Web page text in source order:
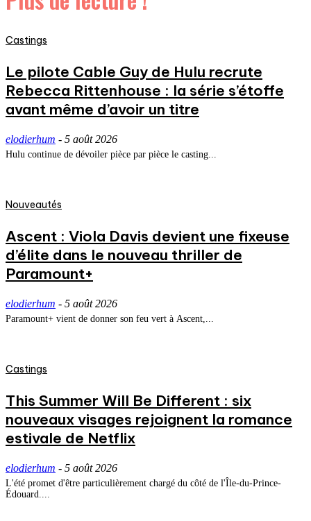
Castings
Le pilote Cable Guy de Hulu recrute
Rebecca Rittenhouse : la série s’étoffe
avant même d’avoir un titre
elodierhum - 5 août 2026
Hulu continue de dévoiler pièce par pièce le casting...
Nouveautés
Ascent : Viola Davis devient une fixeuse
d’élite dans le nouveau thriller de
Paramount+
elodierhum - 5 août 2026
Paramount+ vient de donner son feu vert à Ascent,...
Castings
This Summer Will Be Different : six
nouveaux visages rejoignent la romance
estivale de Netflix
elodierhum - 5 août 2026
L'été promet d'être particulièrement chargé du côté de l'Île-du-Prince-
Édouard....